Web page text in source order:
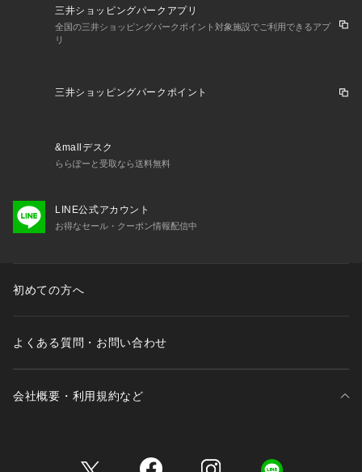
三井ショッピングパークアプリ
全国の三井ショッピングパークポイント対象施設でご利用できるアプ
リ
三井ショッピングパークポイント
&mallデスク
ららぽーと受取なら送料無料
LINE公式アカウント
お得なセール・クーポン情報配信中
初めての方へ
よくある質問・お問い合わせ
会社概要・利用規約など